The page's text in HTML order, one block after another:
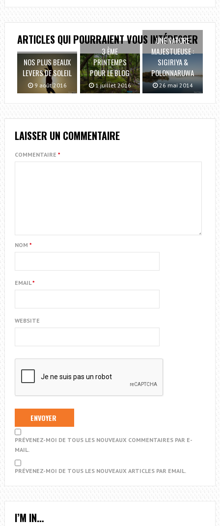
ARTICLES QUI POURRAIENT VOUS INTÉRESSER
NOS PLUS BEAUX
LEVERS DE SOLEIL
9 août 2016
3 ÈME
PRINTEMPS
POUR LE BLOG
1 juillet 2016
UNE NATURE
MAJESTUEUSE :
SIGIRIYA &
POLONNARUWA
26 mai 2014
LAISSER UN COMMENTAIRE
COMMENTAIRE *
NOM *
EMAIL*
WEBSITE
PRÉVENEZ-MOI DE TOUS LES NOUVEAUX COMMENTAIRES PAR E-
MAIL.
PRÉVENEZ-MOI DE TOUS LES NOUVEAUX ARTICLES PAR EMAIL.
I’M IN…